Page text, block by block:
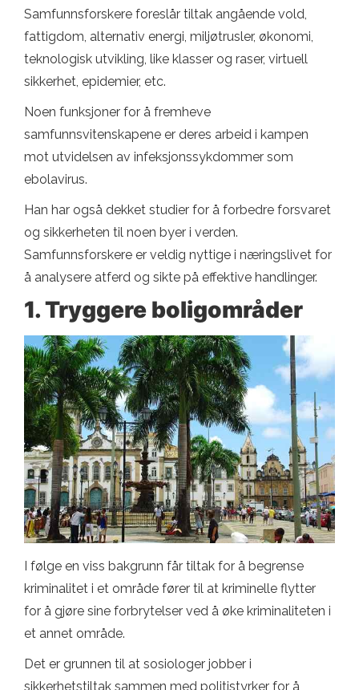
Samfunnsforskere foreslår tiltak angående vold,
fattigdom, alternativ energi, miljøtrusler, økonomi,
teknologisk utvikling, like klasser og raser, virtuell
sikkerhet, epidemier, etc.
Noen funksjoner for å fremheve
samfunnsvitenskapene er deres arbeid i kampen
mot utvidelsen av infeksjonssykdommer som
ebolavirus.
Han har også dekket studier for å forbedre forsvaret
og sikkerheten til noen byer i verden.
Samfunnsforskere er veldig nyttige i næringslivet for
å analysere atferd og sikte på effektive handlinger.
1. Tryggere boligområder
I følge en viss bakgrunn får tiltak for å begrense
kriminalitet i et område fører til at kriminelle flytter
for å gjøre sine forbrytelser ved å øke kriminaliteten i
et annet område.
Det er grunnen til at sosiologer jobber i
sikkerhetstiltak sammen med politistyrker for å